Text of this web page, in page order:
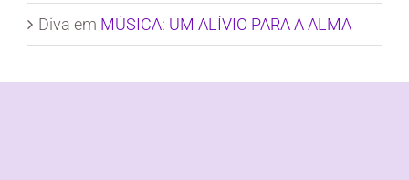
Diva em MÚSICA: UM ALÍVIO PARA A ALMA